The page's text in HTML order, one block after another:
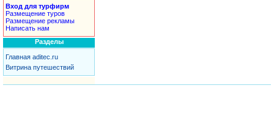
Вход для турфирм
Размещение туров
Размещение рекламы
Написать нам
Разделы
Главная aditec.ru
Витрина путешествий